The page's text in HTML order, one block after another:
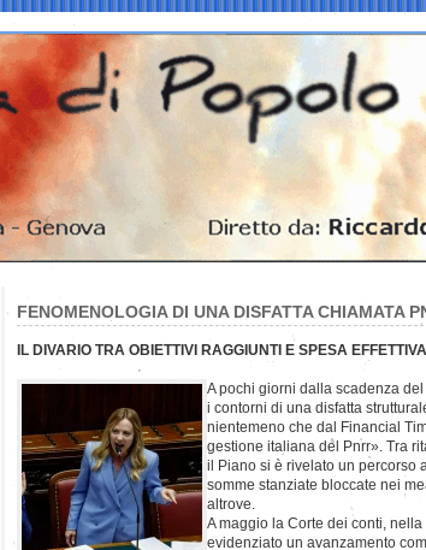
FENOMENOLOGIA DI UNA DISFATTA CHIAMATA
IL DIVARIO TRA OBIETTIVI RAGGIUNTI E SPESA
A pochi giorni dalla scadenza
i contorni di una disfatta
nientemeno che dal Financial
gestione italiana del Pnrr». Tra
il Piano si è rivelato un percorso
somme stanziate bloccate nei
altrove.
A maggio la Corte dei conti,
evidenziato un avanzamento